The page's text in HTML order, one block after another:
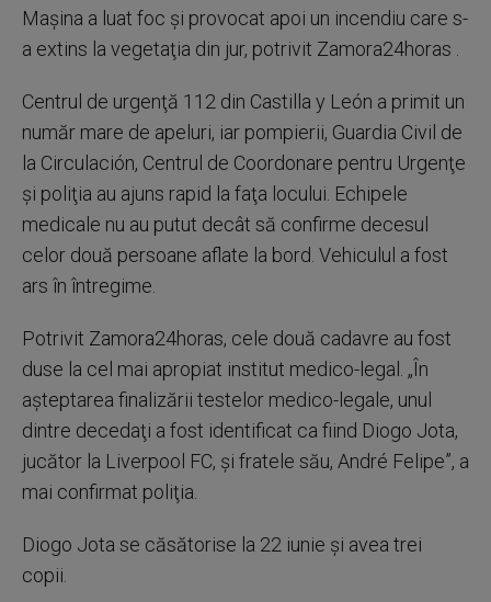
Maşina a luat foc şi provocat apoi un incendiu care s-
a extins la vegetaţia din jur, potrivit Zamora24horas .
Centrul de urgenţă 112 din Castilla y León a primit un
număr mare de apeluri, iar pompierii, Guardia Civil de
la Circulación, Centrul de Coordonare pentru Urgenţe
şi poliţia au ajuns rapid la faţa locului. Echipele
medicale nu au putut decât să confirme decesul
celor două persoane aflate la bord. Vehiculul a fost
ars în întregime.
Potrivit Zamora24horas, cele două cadavre au fost
duse la cel mai apropiat institut medico-legal. „În
aşteptarea finalizării testelor medico-legale, unul
dintre decedaţi a fost identificat ca fiind Diogo Jota,
jucător la Liverpool FC, şi fratele său, André Felipe”, a
mai confirmat poliţia.
Diogo Jota se căsătorise la 22 iunie şi avea trei
copii.